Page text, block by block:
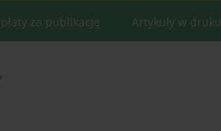
za publikację Artykuły w druku